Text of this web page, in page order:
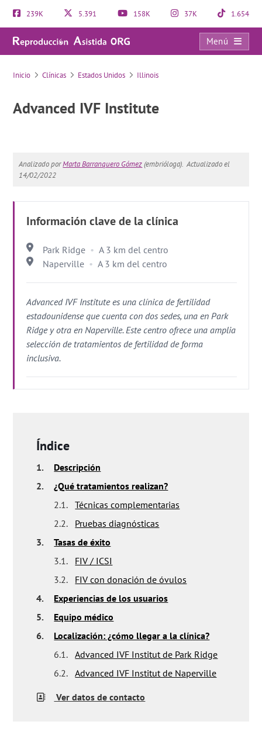
239K 5.391 158K 37K 1.654
Menú
Advanced IVF Institute
Inicio Clínicas Estados Unidos Illinois
Advanced IVF Institute
Analizado porMarta Barranquero Gómez(embrióloga). Actualizado el
14/02/2022
Información clave de la clínica
Park Ridge
A 3 km del centro
Naperville
A 3 km del centro
Advanced IVF Institute es una clínica de fertilidad
estadounidense que cuenta con dos sedes, una en Park
Ridge y otra en Naperville. Este centro ofrece una amplia
selección de tratamientos de fertilidad de forma
inclusiva.
Índice
1.
Descripción
2.
¿Qué tratamientos realizan?
2.1.
Técnicas complementarias
2.2.
Pruebas diagnósticas
3.
Tasas de éxito
3.1.
FIV / ICSI
3.2.
FIV con donación de óvulos
4.
Experiencias de los usuarios
5.
Equipo médico
6.
Localización: ¿cómo llegar a la clínica?
6.1.
Advanced IVF Institut de Park Ridge
6.2.
Advanced IVF Institut de Naperville
Ver datos de contacto